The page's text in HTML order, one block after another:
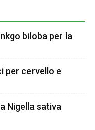
biloba per la
per cervello e
Nigella sativa